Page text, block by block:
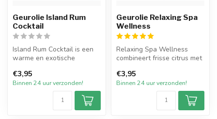
Geurolie Island Rum
Cocktail
Island Rum Cocktail is een
warme en exotische
fruit, do...
€3,95
Binnen 24 uur verzonden!
Geurolie Relaxing Spa
Wellness
Relaxing Spa Wellness
combineert frisse citrus met
war...
€3,95
Binnen 24 uur verzonden!